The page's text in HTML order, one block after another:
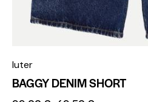
Iuter
BAGGY DENIM SHORT